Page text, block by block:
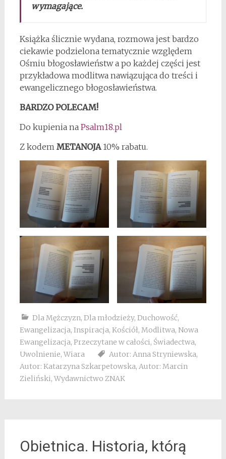
wymagające.
Książka ślicznie wydana, rozmowa jest bardzo
ciekawie podzielona tematycznie względem
Ośmiu błogosławieństw a po każdej części jest
przykładowa modlitwa nawiązująca do treści i
ewangelicznego błogosławieństwa.
BARDZO POLECAM!
Do kupienia na Psalm18.pl
Z kodem METANOJA10% rabatu.
Dla Mężczyzn, Dla młodzieży, Duchowość,
Ewangelizacja, Inspiracja, Kościół, Modlitwa, Nowa
Ewangelizacja, Przeczytane w całości, Świadectwa,
Uwolnienie, Wiara Autor: Anna Stryniewska,
Autor: Katarzyna Szkarpetowska, Autor: Marcin
Zieliński, Wydawnictwo ZNAK
Obietnica. Historia, którą